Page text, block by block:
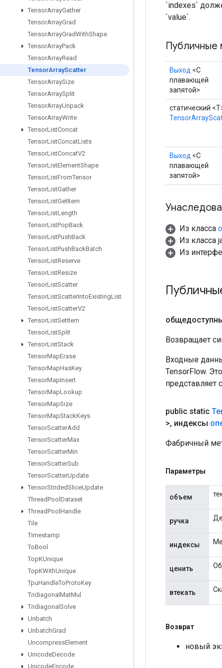
TensorArrayGather
TensorArrayGrad
TensorArrayGradWithShape
TensorArrayPack
TensorArrayRead
TensorArrayScatter
TensorArraySize
TensorArraySplit
TensorArrayUnpack
TensorArrayWrite
TensorListConcat
TensorListConcatLists
TensorListConcatV2
TensorListElementShape
TensorListFromTensor
TensorListGather
TensorListGetItem
TensorListLength
TensorListPopBack
TensorListPushBack
TensorListPushBackBatch
TensorListReserve
TensorListResize
TensorListScatter
TensorListScatterIntoExistingList
TensorListScatterV2
TensorListSetItem
TensorListSplit
TensorListStack
TensorMapErase
TensorMapHasKey
TensorMapInsert
TensorMapLookup
TensorMapSize
TensorMapStackKeys
TensorScatterAdd
TensorScatterMax
TensorScatterMin
TensorScatterSub
TensorScatterUpdate
TensorStridedSliceUpdate
ThreadPool Dataset
ThreadPool Handle
Tile
Timestamp
ToBool
TopKUnique
TopKWithUnique
TpuHandleToProtoKey
Tridiagonal MatMul
Tridiagonal Solve
Unbatch
UnbatchGrad
UncompressElement
UnicodeDecode
UnicodeEncode
`indexes`
`value`.
Публичные
Выход <С
плавающей
запятой>
статический
Выход <С
плавающей
запятой>
Из класса
Из класса
Из
Возвращает
Входные
TensorFlow.
представляет
public static
>, индексы
Фабричный
Параметры
объем
ручка
индексы
ценить
втекать
Возврат
новый